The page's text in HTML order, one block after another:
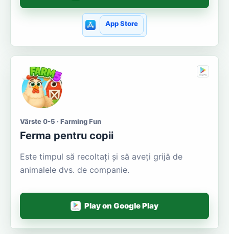
App Store
Vârste 0-5 · Farming Fun
Ferma pentru copii
Este timpul să recoltați și să aveți grijă de
animalele dvs. de companie.
Play on Google Play